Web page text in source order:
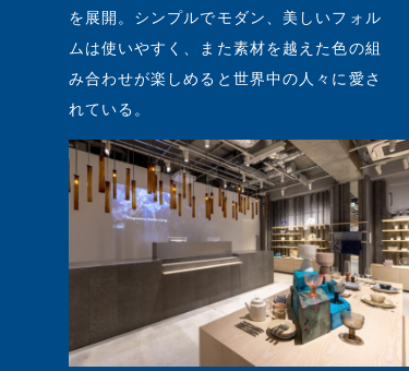
を展開。シンプルでモダン、美しいフォル
ムは使いやすく、また素材を越えた色の組
み合わせが楽しめると世界中の人々に愛さ
れている。